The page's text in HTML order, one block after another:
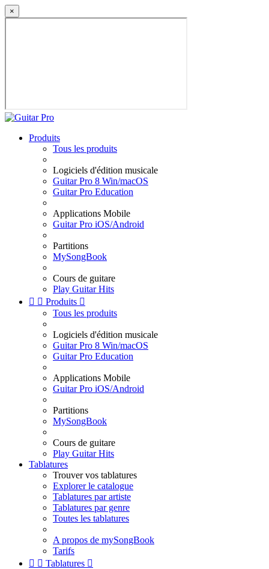
×
Produits
Tous les produits
Logiciels d'édition musicale
Guitar Pro 8 Win/macOS
Guitar Pro Education
Applications Mobile
Guitar Pro iOS/Android
Partitions
MySongBook
Cours de guitare
Play Guitar Hits
  Produits 
Tous les produits
Logiciels d'édition musicale
Guitar Pro 8 Win/macOS
Guitar Pro Education
Applications Mobile
Guitar Pro iOS/Android
Partitions
MySongBook
Cours de guitare
Play Guitar Hits
Tablatures
Trouver vos tablatures
Explorer le catalogue
Tablatures par artiste
Tablatures par genre
Toutes les tablatures
A propos de mySongBook
Tarifs
  Tablatures 